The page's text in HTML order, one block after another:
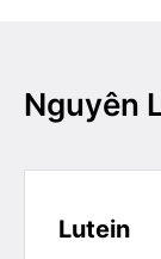
Nguyên
Lutein